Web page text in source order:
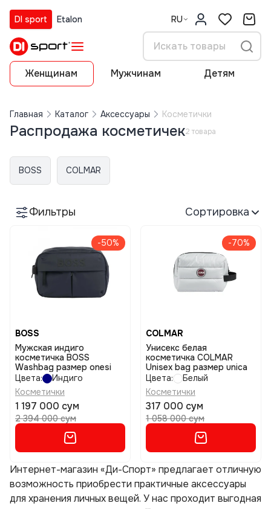
DI sport Etalon RU
Женщинам Мужчинам Детям
Главная Каталог Аксессуары Косметички
Распродажа косметичек2 товара
BOSS COLMAR
Фильтры Сортировка
-50%
BOSS
Мужская индиго
косметичка BOSS
Washbag размер onesi
Цвета:
Индиго
Косметички
1 197 000 сум
2 394 000 сум
-70%
COLMAR
Унисекс белая
косметичка COLMAR
Unisex bag размер unica
Цвета:
Белый
Косметички
317 000 сум
1 058 000 сум
Интернет-магазин «Ди-Спорт» предлагает отличную
возможность приобрести практичные аксессуары
для хранения личных вещей. У нас проходит выгодная